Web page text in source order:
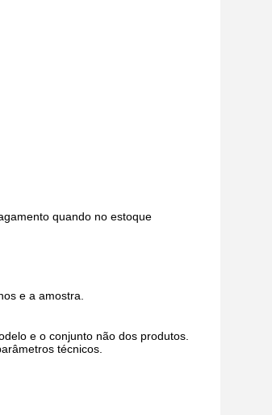
quando no estoque
e a amostra.
e o conjunto não dos produtos.
técnicos.